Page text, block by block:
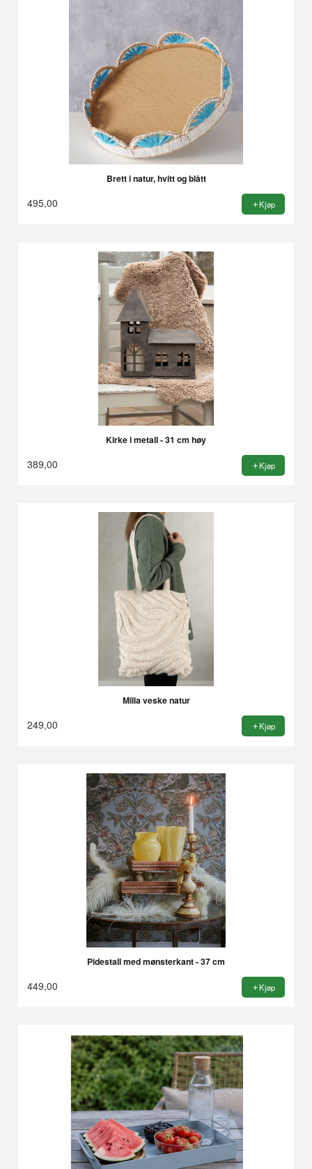
Brett i natur, hvitt og blått
495,00 Kjøp
Kirke i metall - 31 cm høy
389,00 Kjøp
Milla veske natur
249,00 Kjøp
Pidestall med mønsterkant - 37 cm
449,00 Kjøp